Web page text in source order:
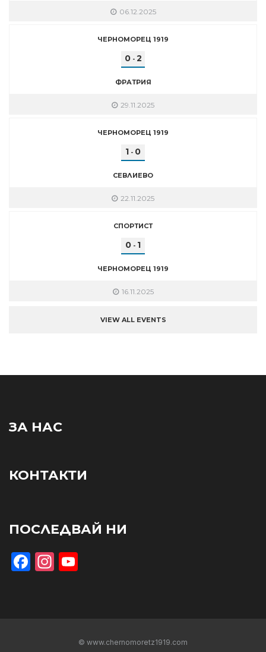
06.12.2025
ЧЕРНОМОРЕЦ 1919
0- 2
ФРАТРИЯ
29.11.2025
ЧЕРНОМОРЕЦ 1919
1 - 0
СЕВЛИЕВО
22.11.2025
СПОРТИСТ
0 - 1
ЧЕРНОМОРЕЦ 1919
16.11.2025
VIEW ALL EVENTS
ЗА НАС
КОНТАКТИ
ПОСЛЕДВАЙ НИ
Facebook
Instagram
© www.chernomoretz1919.com